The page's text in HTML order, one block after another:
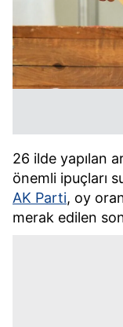
26 ilde yapılan
önemli ipuçları
AK Parti, oy
merak edilen